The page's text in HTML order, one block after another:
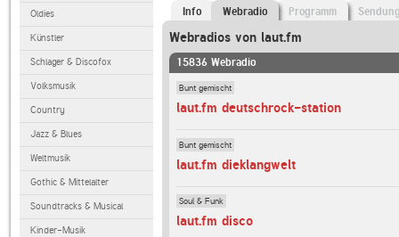
Oldies
Künstler
Schlager & Discofox
Volksmusik
Country
Jazz & Blues
Weltmusik
Gothic & Mittelalter
Soundtracks & Musical
Kinder-Musik
Info Webradio Programm
Webradios von laut.fm
15836 Webradio
Bunt gemischt
laut.fm deutschrock-station
Bunt gemischt
laut.fm dieklangwelt
Soul & Funk
laut.fm disco